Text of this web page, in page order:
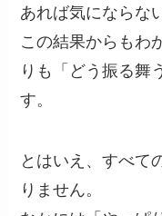
あれば気にならな
この結果からもわ
りも「どう振る舞
す。
とはいえ、すべて
りません。